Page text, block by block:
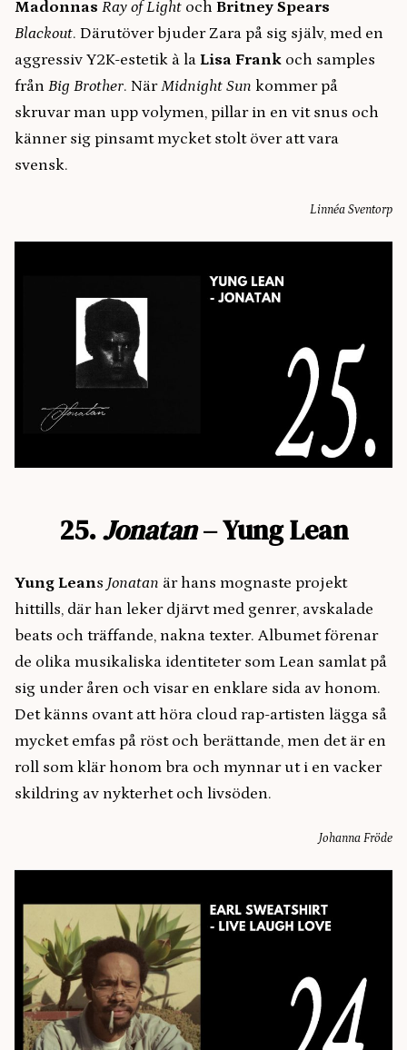
Madonnas Ray of Light och Britney Spears
Blackout. Därutöver bjuder Zara på sig själv, med en
aggressiv Y2K-estetik à la Lisa Frank och samples
från Big Brother. NärMidnight Sun kommer på
skruvar man upp volymen, pillar in en vit snus och
känner sig pinsamt mycket stolt över att vara
svensk.
Linnéa Sventorp
25.Jonatan– Yung Lean
Yung Leans Jonatan är hans mognaste projekt
hittills, där han leker djärvt med genrer, avskalade
beats och träffande, nakna texter. Albumet förenar
de olika musikaliska identiteter som Lean samlat på
sig under åren och visar en enklare sida av honom.
Det känns ovant att höra cloud rap-artisten lägga så
mycket emfas på röst och berättande, men det är en
roll som klär honom bra och mynnar ut i en vacker
skildring av nykterhet och livsöden.
Johanna Fröde